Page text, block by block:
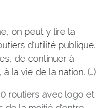
on peut y lire la
d'utilité publique.
de continuer à
la vie de la nation. (…)
routiers avec logo et